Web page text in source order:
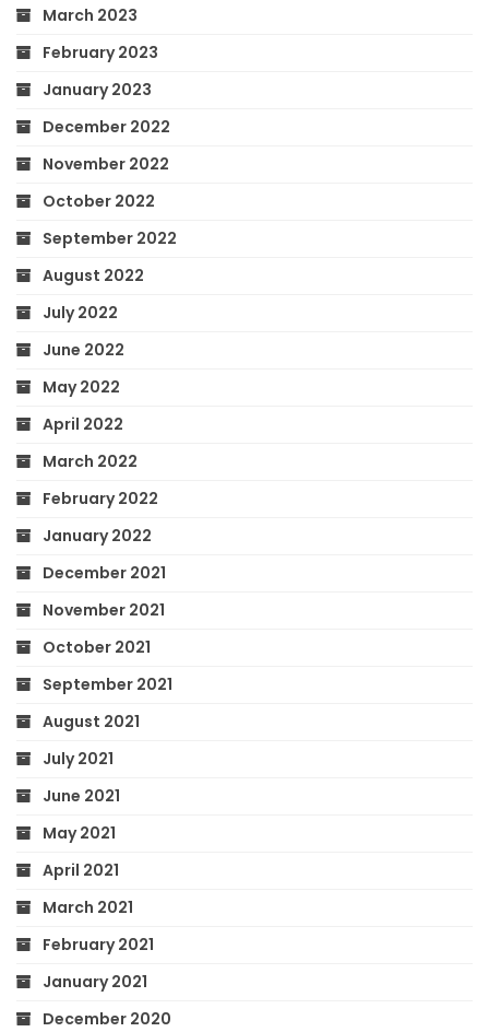
March 2023
February 2023
January 2023
December 2022
November 2022
October 2022
September 2022
August 2022
July 2022
June 2022
May 2022
April 2022
March 2022
February 2022
January 2022
December 2021
November 2021
October 2021
September 2021
August 2021
July 2021
June 2021
May 2021
April 2021
March 2021
February 2021
January 2021
December 2020